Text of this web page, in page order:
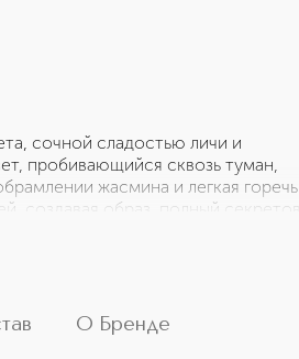
сочной сладостью личи и
пробивающийся сквозь туман,
жасмина и легкая горечь
создавая образ, полный секретов
ветивер наполняют пространство
О Бренде